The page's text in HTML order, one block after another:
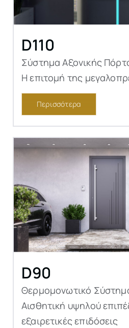
D110
Σύστημα Αξονικής
Η επιτομή της
Περισσότερα
D90
Θερμομονωτικό
Αισθητική υψηλού
εξαιρετικές επιδόσεις